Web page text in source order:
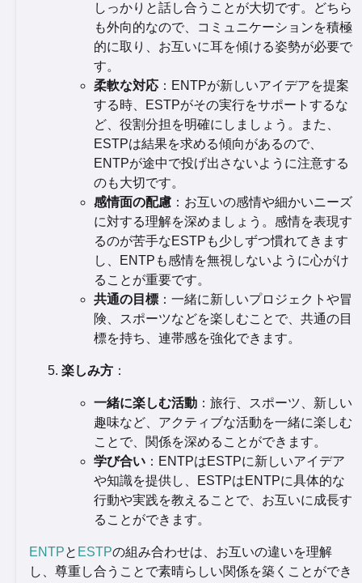
しっかりと話し合うことが大切です。どちら
も外向的なので、コミュニケーションを積極
的に取り、お互いに耳を傾ける姿勢が必要で
す。
柔軟な対応 ：ENTPが新しいアイデアを提案
する時、ESTPがその実行をサポートするな
ど、役割分担を明確にしましょう。また、
ESTPは結果を求める傾向があるので、
ENTPが途中で投げ出さないように注意する
のも大切です。
感情面の配慮 ：お互いの感情や細かいニーズ
に対する理解を深めましょう。感情を表現す
るのが苦手なESTPも少しずつ慣れてきます
し、ENTPも感情を無視しないように心がけ
ることが重要です。
共通の目標 ：一緒に新しいプロジェクトや冒
険、スポーツなどを楽しむことで、共通の目
標を持ち、連帯感を強化できます。
楽しみ方 ：
一緒に楽しむ活動 ：旅行、スポーツ、新しい
趣味など、アクティブな活動を一緒に楽しむ
ことで、関係を深めることができます。
学び合い ：ENTPはESTPに新しいアイデア
や知識を提供し、ESTPはENTPに具体的な
行動や実践を教えることで、お互いに成長す
ることができます。
ENTPと ESTPの組み合わせは、お互いの違いを理解
し、尊重し合うことで素晴らしい関係を築くことができ